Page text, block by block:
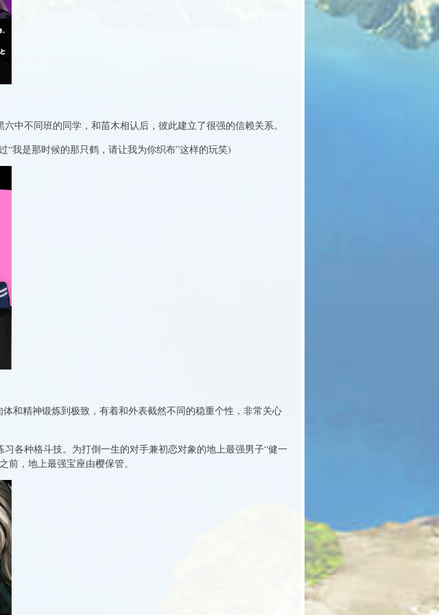
中不同班的同学，和苗木相认后，彼此建立了很强的信赖关系。
我是那时候的那只鹤，请让我为你织布”这样的玩笑)
和精神锻炼到极致，有着和外表截然不同的稳重个性，非常关心
各种格斗技。为打倒一生的对手兼初恋对象的地上最强男子“健一
，地上最强宝座由樱保管。